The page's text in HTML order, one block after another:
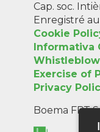
Cap. soc.
Enregistré
Cookie
Informativa
Exercise of
Privacy
Boema FPT